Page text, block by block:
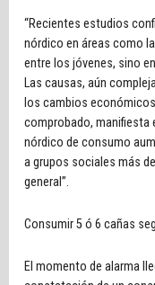
“Recientes estudios
nórdico en áreas como
entre los jóvenes, sino
Las causas, aún
los cambios
comprobado, manifiesta
nórdico de consumo
a grupos sociales más
general”.
Consumir 5 ó 6 cañas
El momento de alarma